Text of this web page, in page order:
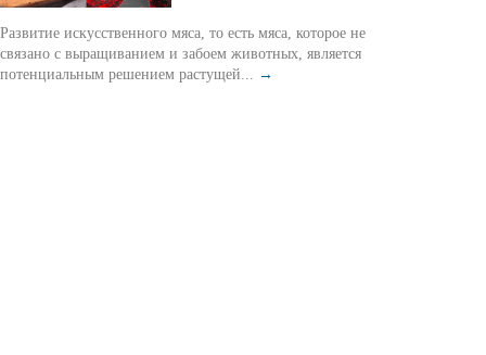
Развитие искусственного мяса, то есть мяса, которое не
связано с выращиванием и забоем животных, является
потенциальным решением растущей... →